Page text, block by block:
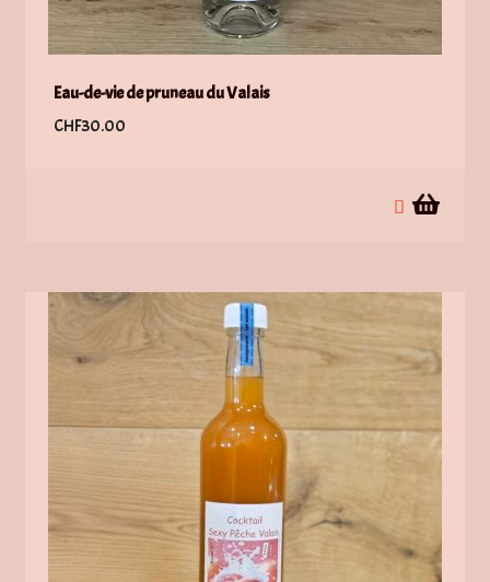
Eau-de-vie de pruneau du Valais
CHF30.00